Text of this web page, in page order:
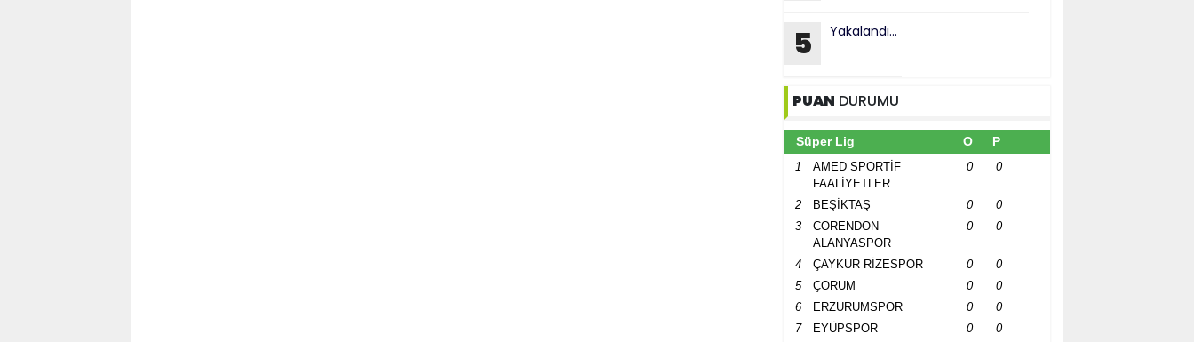
5 Yakalandı...
PUAN DURUMU
Süper Lig O P
1
AMED SPORTİF
FAALİYETLER
0 0
2 BEŞİKTAŞ 0
0
3
CORENDON
ALANYASPOR
0 0
4 ÇAYKUR RİZESPOR 0
0
5
ÇORUM 0
0
6
ERZURUMSPOR 0
0
7
EYÜPSPOR 0
0